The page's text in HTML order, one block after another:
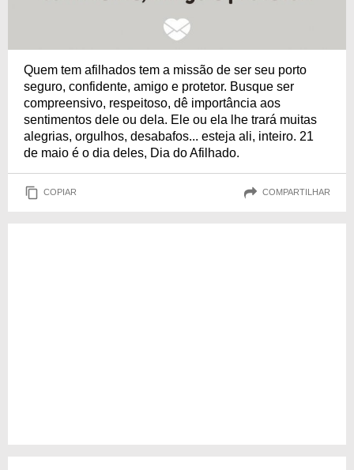
Quem tem afilhados tem a missão de ser seu porto
seguro, confidente, amigo e protetor. Busque ser
compreensivo, respeitoso, dê importância aos
sentimentos dele ou dela. Ele ou ela lhe trará muitas
alegrias, orgulhos, desabafos... esteja ali, inteiro. 21
de maio é o dia deles, Dia do Afilhado.
COPIAR COMPARTILHAR